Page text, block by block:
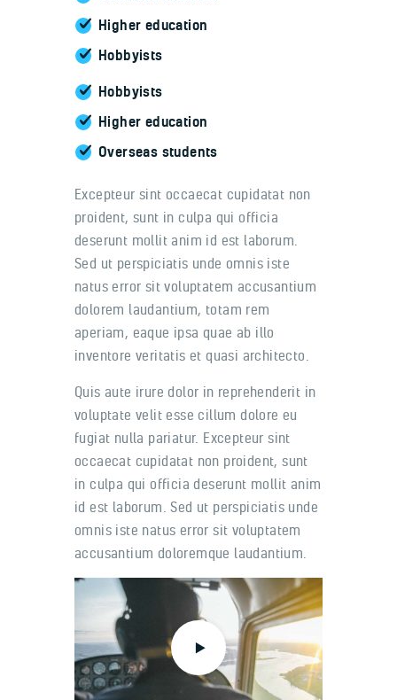
Higher education
Hobbyists
Hobbyists
Higher education
Overseas students
Excepteur sint occaecat cupidatat non
proident, sunt in culpa qui officia
deserunt mollit anim id est laborum.
Sed ut perspiciatis unde omnis iste
natus error sit voluptatem accusantium
dolorem laudantium, totam rem
aperiam, eaque ipsa quae ab illo
inventore veritatis et quasi architecto.
Quis aute irure dolor in reprehenderit in
voluptate velit esse cillum dolore eu
fugiat nulla pariatur. Excepteur sint
occaecat cupidatat non proident, sunt
in culpa qui officia deserunt mollit anim
id est laborum. Sed ut perspiciatis unde
omnis iste natus error sit voluptatem
accusantium doloremque laudantium.